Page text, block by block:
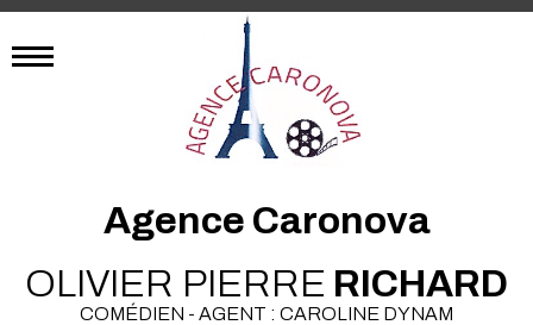
Agence Caronova
OLIVIER PIERRE RICHARD
COMÉDIEN - AGENT : CAROLINE DYNAM